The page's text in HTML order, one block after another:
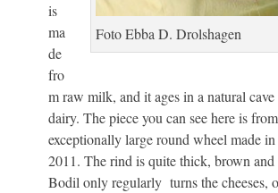
Foto Ebba D. Drolshagen
is
ma
de
fro
m raw milk, and it ages in a natural
dairy. The piece you can see here is
exceptionally large round wheel made
2011. The rind is quite thick, brown and
Bodil only regularly turns the cheeses,